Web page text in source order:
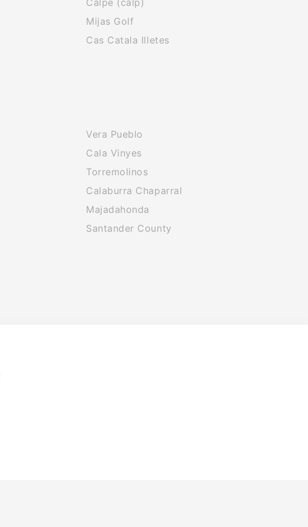
Calpe (calp)
Mijas Golf
Cas Catala Illetes
Vera Pueblo
Cala Vinyes
Torremolinos
Calaburra Chaparral
Majadahonda
Santander County